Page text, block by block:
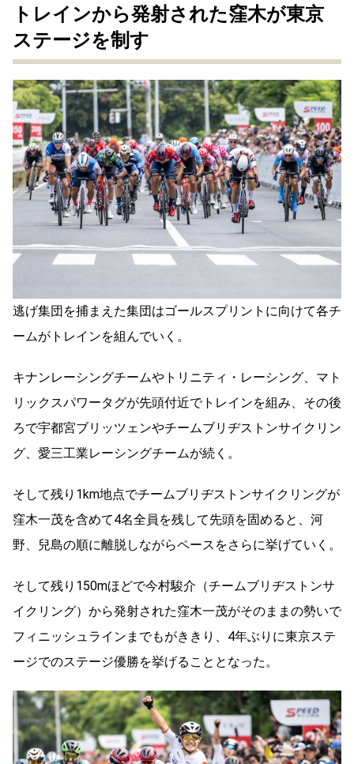
トレインから発射された窪木が東京
ステージを制す
逃げ集団を捕まえた集団はゴールスプリントに向けて各チ
ームがトレインを組んでいく。
キナンレーシングチームやトリニティ・レーシング、マト
リックスパワータグが先頭付近でトレインを組み、その後
ろで宇都宮ブリッツェンやチームブリヂストンサイクリン
グ、愛三工業レーシングチームが続く。
そして残り1km地点でチームブリヂストンサイクリングが
窪木一茂を含めて4名全員を残して先頭を固めると、河
野、兒島の順に離脱しながらペースをさらに挙げていく。
そして残り150mほどで今村駿介（チームブリヂストンサ
イクリング）から発射された窪木一茂がそのままの勢いで
フィニッシュラインまでもがききり、4年ぶりに東京ステ
ージでのステージ優勝を挙げることとなった。